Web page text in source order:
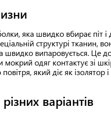
яка швидко вбирає піт і
структурі тканин,
швидко випаровується. Це
одяг контактує зі
який діє як ізолятор
варіантів